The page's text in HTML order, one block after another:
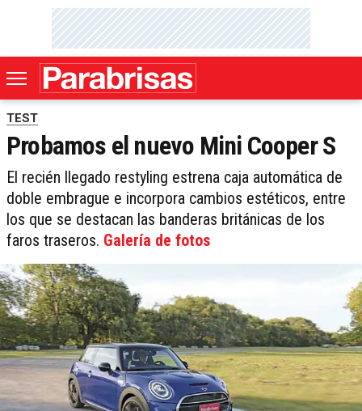
TEST
Probamos el nuevo Mini Cooper S
El recién llegado restyling estrena caja automática de
doble embrague e incorpora cambios estéticos, entre
los que se destacan las banderas británicas de los
faros traseros. Galería de fotos